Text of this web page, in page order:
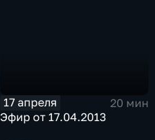
17 апреля
20 мин
Эфир от 17.04.2013